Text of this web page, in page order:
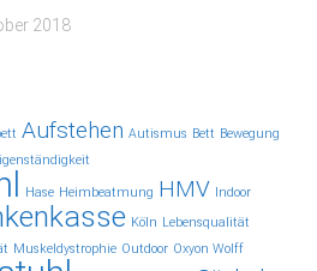
2018
Aufstehen Autismus Bett Bewegung
Hase Heimbeatmung HMV Indoor
Köln Lebensqualität
Muskeldystrophie Outdoor Oxyon Wolff